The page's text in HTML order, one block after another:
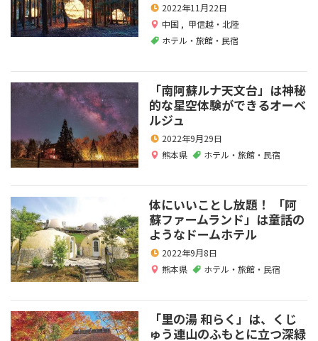
2022年11月22日
中国 , 甲信越・北陸
ホテル・旅館・民宿
「南阿蘇ルナ天文台」は神秘
的な星空体験ができるオーベ
ルジュ
2022年9月29日
熊本県
ホテル・旅館・民宿
体にいいことし放題！ 「阿
蘇ファームランド」は童話の
ようなドームホテル
2022年9月8日
熊本県
ホテル・旅館・民宿
「里の湯 和らく」は、くじ
ゅう連山のふもとに立つ深緑